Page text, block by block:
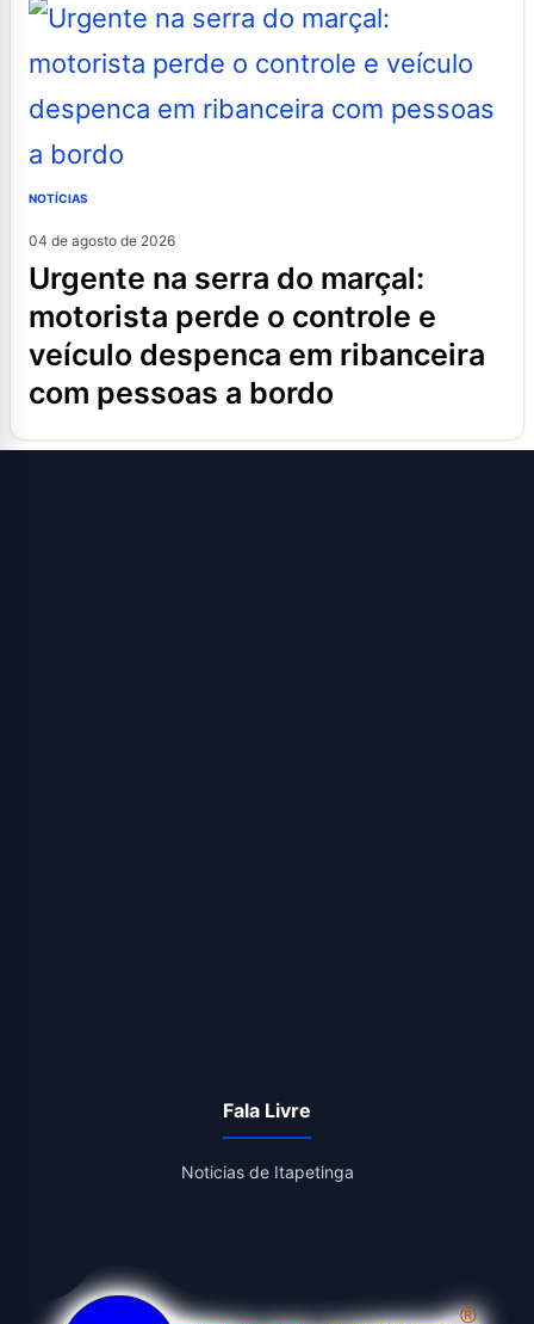
NOTÍCIAS
04 de agosto de 2026
urgente na serra do marçal:
motorista perde o controle e
veículo despenca em ribanceira
com pessoas a bordo
Fala Livre
Noticias de Itapetinga